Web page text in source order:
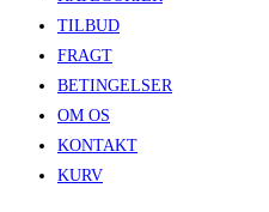
TILBUD
FRAGT
BETINGELSER
OM OS
KONTAKT
KURV